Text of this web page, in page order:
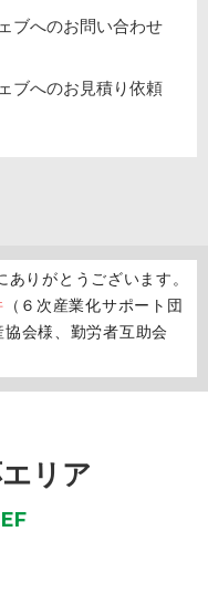
ありがとうございます。
（６次産業化サポート団
会様、勤労者互助会
リア